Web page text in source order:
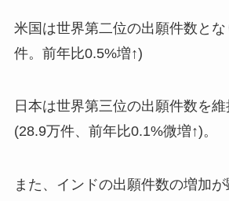
米国は世界第二位の出願件数と
件。前年比0.5%増↑)
日本は世界第三位の出願件数を
(28.9万件、前年比0.1%微増↑)。
また、インドの出願件数の増加